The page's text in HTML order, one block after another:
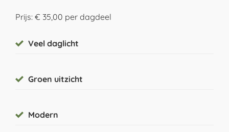
Prijs: € 35,00 per dagdeel
Veel daglicht
Groen uitzicht
Modern